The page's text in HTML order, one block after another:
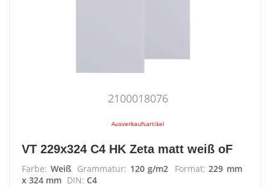
2100018076
Ausverkaufsartikel
VT 229x324 C4 HK Zeta matt weiß oF
Farbe: Weiß Grammatur: 120 g/m2 Format:229 mm
x 324 mm DIN: C4